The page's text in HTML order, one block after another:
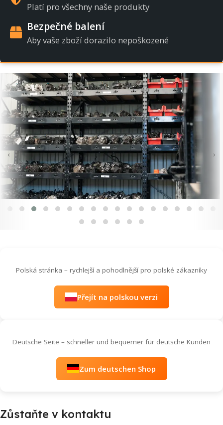
Platí pro všechny naše produkty
Bezpečné balení
Aby vaše zboží dorazilo nepoškozené
‹ ›
Polská stránka – rychlejší a pohodlnější pro polské zákazníky
Přejít na polskou verzi
Deutsche Seite – schneller und bequemer für deutsche Kunden
Zum deutschen Shop
Zůstaňte v kontaktu